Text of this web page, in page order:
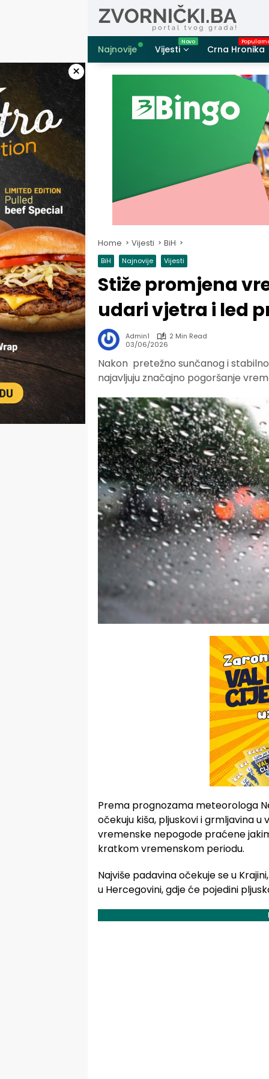
Najnovije
Vijesti Crna Hronika
×
Home Vijesti BiH
BiH Najnovije Vijesti
Stiže promjena
udari vjetra i led
Admin1
2 Min Read
03/06/2026
Nakon pretežno sunčanog i
najavljuju značajno pogoršanje
Prema prognozama meteorologa
očekuju kiša, pljuskovi i grmljavina
vremenske nepogode praćene
kratkom vremenskom periodu.
Najviše padavina očekuje se u
u Hercegovini, gdje će pojedini